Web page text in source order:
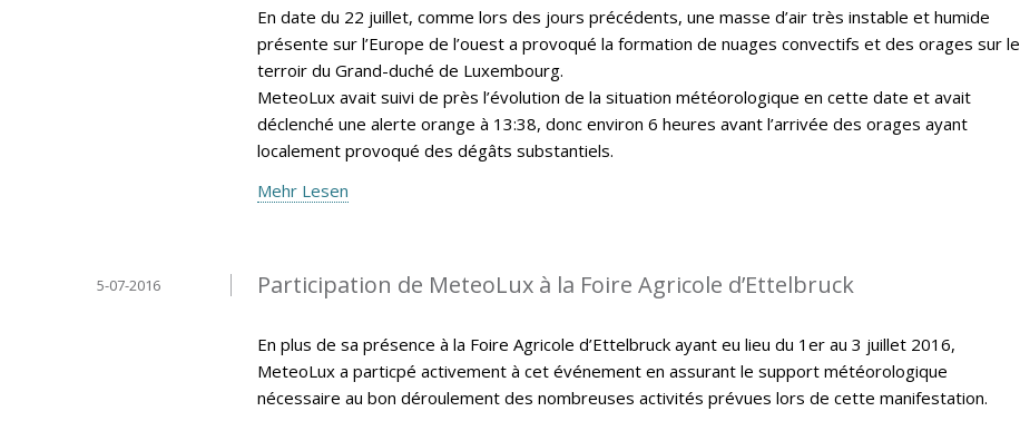
En date du 22 juillet, comme lors des jours précédents, une masse d’air très instable et humide
présente sur l’Europe de l’ouest a provoqué la formation de nuages convectifs et des orages sur le
terroir du Grand-duché de Luxembourg.
MeteoLux avait suivi de près l’évolution de la situation météorologique en cette date et avait
déclenché une alerte orange à 13:38, donc environ 6 heures avant l’arrivée des orages ayant
localement provoqué des dégâts substantiels.
Mehr Lesen
Participation de MeteoLux à la Foire Agricole d’Ettelbruck
5-07-2016
En plus de sa présence à la Foire Agricole d’Ettelbruck ayant eu lieu du 1er au 3 juillet 2016,
MeteoLux a particpé activement à cet événement en assurant le support météorologique
nécessaire au bon déroulement des nombreuses activités prévues lors de cette manifestation.